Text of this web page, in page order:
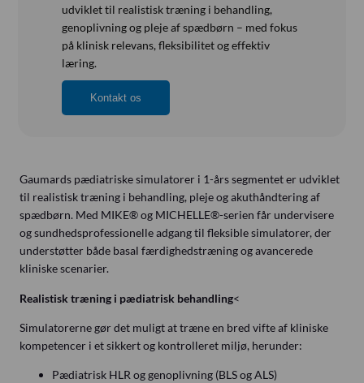
Ledige Stillinger
udviklet til realistisk træning i behandling,
genoplivning og pleje af spædbørn – med fokus
på klinisk relevans, fleksibilitet og effektiv
læring.
Kontakt os
Gaumards pædiatriske simulatorer i 1-års segmentet er udviklet
til realistisk træning i behandling, pleje og akuthåndtering af
spædbørn. Med MIKE® og MICHELLE®-serien får undervisere
og sundhedsprofessionelle adgang til fleksible simulatorer, der
understøtter både basal færdighedstræning og avancerede
kliniske scenarier.
Realistisk træning i pædiatrisk behandling<
Simulatorerne gør det muligt at træne en bred vifte af kliniske
kompetencer i et sikkert og kontrolleret miljø, herunder:
Pædiatrisk HLR og genoplivning (BLS og ALS)